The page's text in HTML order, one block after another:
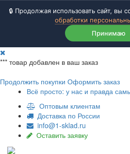
🔒 Продолжая использовать сайт, вы
обработки
Принимаю
*** товар добавлен в ваш заказ
Продолжить покупки Оформить заказ
Всё просто: у нас и правда
Оптовым клиентам
Доставка по России
info@1-sklad.ru
Оставить заявку